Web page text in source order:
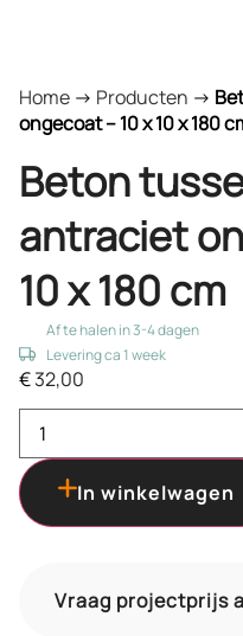
Home -> Producten ->
ongecoat – 10 x 10 x 180
Beton
antraciet
10 x 180 cm
Af te halen in 3-4 dagen
Levering ca 1 week
€32,00
In winkelwagen
Vraag projectprijs